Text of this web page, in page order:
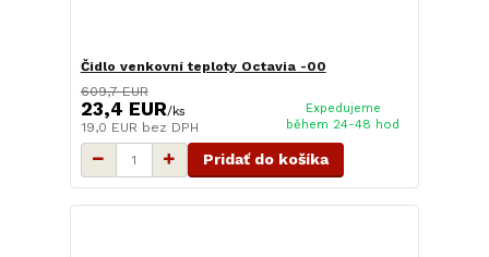
Čidlo venkovní teploty Octavia -00
609,7 EUR
23,4 EUR/ks
19,0 EUR bez DPH
Expedujeme
během 24-48 hod
Pridať do košíka